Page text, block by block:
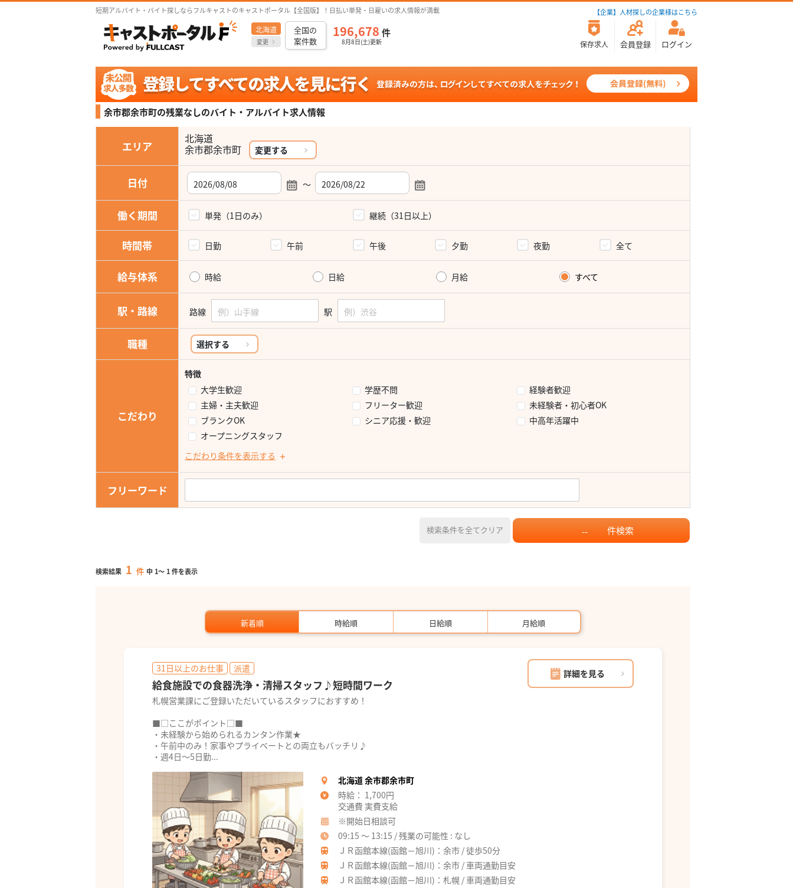
短期アルバイト・バイト探しならフルキャストのキャストポータル【全国版】！日払い単発・日雇いの求人情報が満載 【企業】人材探しの企業様はこちら
北海道
変更
全国の
案件数
196,678 件
8月8日(土)更新 保存求人 会員登録 ログイン
余市郡余市町の残業なしのバイト・アルバイト求人情報
エリア
北海道
変更する
日付 ～
働く期間 単発（1日のみ） 継続（31日以上）
時間帯 日勤 午前 午後 夕勤 夜勤 全て
給与体系 時給 日給 月給 すべて
駅・路線 路線 駅
職種 選択する
こだわり
特徴
大学生歓迎
学歴不問
経験者歓迎
主婦・主夫歓迎
フリーター歓迎
未経験者・初心者OK
ブランクOK
シニア応援・歓迎
中高年活躍中
オープニングスタッフ
こだわり条件を表示する
フリーワード
検索条件を全てクリア -- 件検索
検索結果 1 件 中 1～ 1件を表示
新着順 時給順 日給順 月給順
31日以上のお仕事 派遣 詳細を見る
給食施設での食器洗浄・清掃スタッフ♪短時間ワーク
札幌営業課にご登録いただいているスタッフにおすすめ！
■□ここがポイント□■
・未経験から始められるカンタン作業★
・午前中のみ！家事やプライベートとの両立もバッチリ♪
・週4日～5日勤...
北海道 余市郡余市町
時給： 1,700円
交通費 実費支給
※開始日相談可
09:15 ～ 13:15 / 残業の可能性 : なし
ＪＲ函館本線(函館－旭川)：余市 / 徒歩50分
ＪＲ函館本線(函館－旭川)：余市 / 車両通勤目安
ＪＲ函館本線(函館－旭川)：札幌 / 車両通勤目安